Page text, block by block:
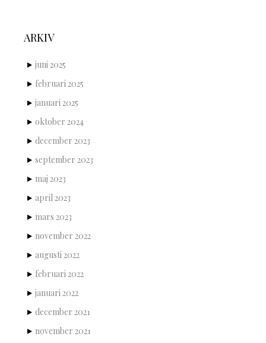
ARKIV
juni 2025
februari 2025
januari 2025
oktober 2024
december 2023
september 2023
maj 2023
april 2023
mars 2023
november 2022
augusti 2022
februari 2022
januari 2022
december 2021
november 2021